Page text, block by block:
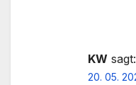
KW sagt:
20. 05.